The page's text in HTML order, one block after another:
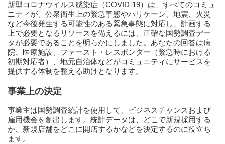
新型コロナウイルス感染症（COVID-19）は、すべてのコミュ
ニティが、公衆衛生上の緊急事態やハリケーン、地震、火災
など今後発生する可能性のある緊急事態に対応し、計画する
上で必要となるリソースを備えるには、正確な国勢調査デー
タが必要であることを明らかにしました。あなたの回答は病
院、医療施設、ファースト・レスポンダー（緊急時における
初期対応者）、地元自治体などがコミュニティにサービスを
提供する体制を整える助けとなります。
事業上の決定
事業主は国勢調査統計を使用して、ビジネスチャンスおよび
雇用機会を創出します。統計データは、どこで新規採用する
か、新規店舗をどこに開店するかなどを決定するのに役立ち
ます。